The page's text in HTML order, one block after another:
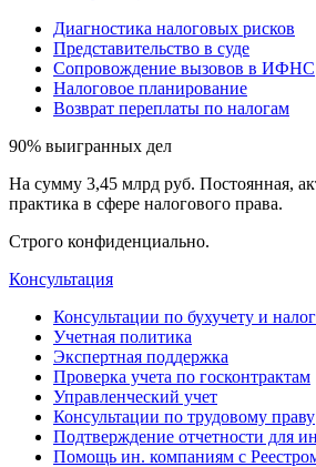
Диагностика налоговых рисков
Представительство в суде
Сопровождение вызовов в ИФНС
Налоговое планирование
Возврат переплаты по налогам
90% выигранных дел
На сумму 3,45 млрд руб. Постоянная,
практика в сфере налогового права.
Строго конфиденциально.
Консультация
Консультации по бухучету и
Учетная политика
Экспертная поддержка
Проверка учета по госконтрактам
Управленческий учет
Консультации по трудовому праву
Подтверждение отчетности для
Помощь ин. компаниям с